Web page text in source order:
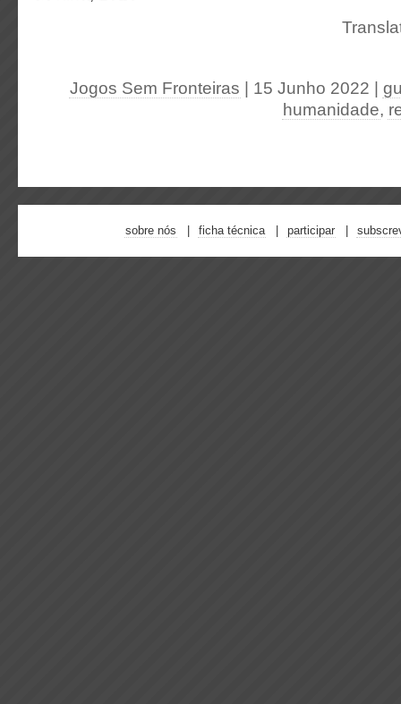
Jogos Sem Fronteiras | 15 Junho 2022
humanidade,
sobre nós ficha técnica participar